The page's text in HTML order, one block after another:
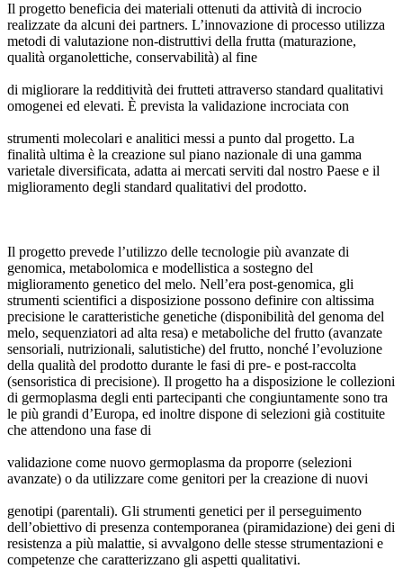
Il progetto beneficia dei materiali ottenuti da attività di incrocio
realizzate da alcuni dei partners. L’innovazione di processo utilizza
metodi di valutazione non-distruttivi della frutta (maturazione,
qualità organolettiche, conservabilità) al fine
di migliorare la redditività dei frutteti attraverso standard qualitativi
omogenei ed elevati. È prevista la validazione incrociata con
strumenti molecolari e analitici messi a punto dal progetto. La
finalità ultima è la creazione sul piano nazionale di una gamma
varietale diversificata, adatta ai mercati serviti dal nostro Paese e il
miglioramento degli standard qualitativi del prodotto.
Il progetto prevede l’utilizzo delle tecnologie più avanzate di
genomica, metabolomica e modellistica a sostegno del
miglioramento genetico del melo. Nell’era post-genomica, gli
strumenti scientifici a disposizione possono definire con altissima
precisione le caratteristiche genetiche (disponibilità del genoma del
melo, sequenziatori ad alta resa) e metaboliche del frutto (avanzate
sensoriali, nutrizionali, salutistiche) del frutto, nonché l’evoluzione
della qualità del prodotto durante le fasi di pre- e post-raccolta
(sensoristica di precisione). Il progetto ha a disposizione le collezioni
di germoplasma degli enti partecipanti che congiuntamente sono tra
le più grandi d’Europa, ed inoltre dispone di selezioni già costituite
che attendono una fase di
validazione come nuovo germoplasma da proporre (selezioni
avanzate) o da utilizzare come genitori per la creazione di nuovi
genotipi (parentali). Gli strumenti genetici per il perseguimento
dell’obiettivo di presenza contemporanea (piramidazione) dei geni di
resistenza a più malattie, si avvalgono delle stesse strumentazioni e
competenze che caratterizzano gli aspetti qualitativi.